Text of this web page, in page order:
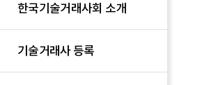
한국기술거래사회 소개
기술거래사 등록